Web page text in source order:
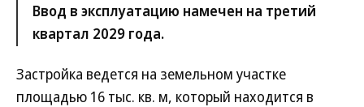
Ввод в эксплуатацию намечен на третий
квартал 2029 года.
Застройка ведется на земельном участке
площадью 16 тыс. кв. м, который находится в